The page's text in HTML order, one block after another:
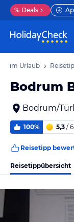
% Deals
Urlaub
Bodrum
Bodrum/
100% 5,3 / 6
Reisetipp
Reisetippübersicht